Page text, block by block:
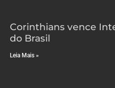
Corinthians vence
do Brasil
Leia Mais »